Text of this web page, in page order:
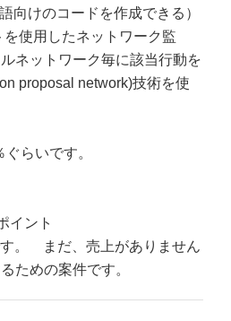
向けのコードを作成できる）
を使用したネットワーク監
ネットワーク毎に該当行動を
proposal network)技術を使
らいです。
イント
。 まだ、売上がありません
ための案件です。